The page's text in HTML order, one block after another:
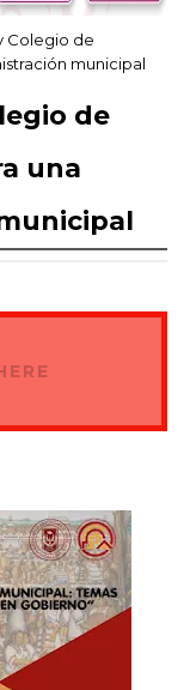
Colegio de
municipal
de
una